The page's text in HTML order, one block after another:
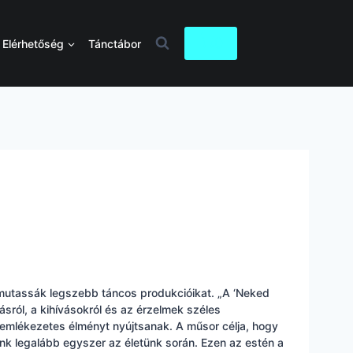
Elérhetőség Tánctábor
legszebb táncos produkcióikat. „A ‘Neked
a kihívásokról és az érzelmek széles
élményt nyújtsanak. A műsor célja, hogy
legalább egyszer az életünk során. Ezen az estén a